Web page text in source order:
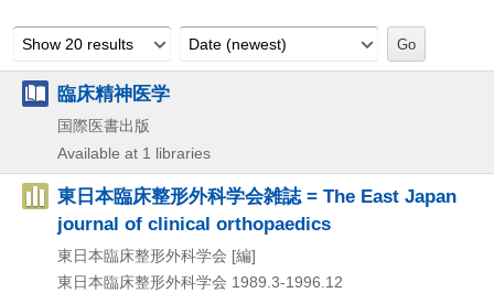
Show 20 results Date (newest)
臨床精神医学
国際医書出版
Available at 1 libraries
東日本臨床整形外科学会雑誌 = The East Japan
journal of clinical orthopaedics
東日本臨床整形外科学会 [編]
東日本臨床整形外科学会 1989.3-1996.12